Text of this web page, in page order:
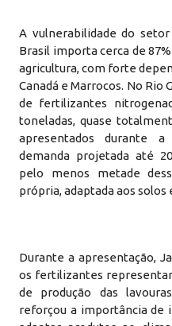
A vulnerabilidade do
Brasil importa cerca de
agricultura, com forte
Canadá e Marrocos. No Rio
de fertilizantes
toneladas, quase
apresentados durante
demanda projetada até
pelo menos metade
própria, adaptada aos solos
Durante a apresentação,
os fertilizantes
de produção das
reforçou a importância de